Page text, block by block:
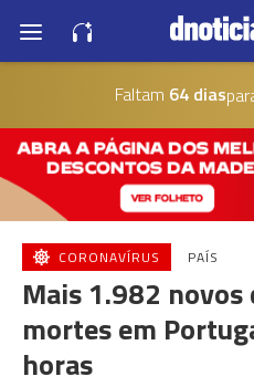
Faltam 64 dias
CORONAVÍRUS PAÍS
Mais 1.982 novos
mortes em
horas